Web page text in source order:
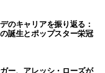
のキャリアを振り返る：
誕生とポップスター栄冠
ー、アレッシ・ローズが